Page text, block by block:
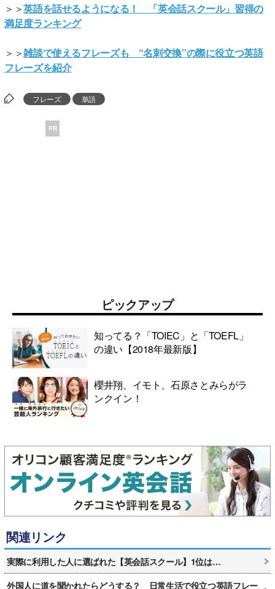
＞＞英語を話せるようになる！ 「英会話スクール」習得の
満足度ランキング
＞＞雑談で使えるフレーズも “名刺交換”の際に役立つ英語
フレーズを紹介
フレーズ 単語
PR
ピックアップ
知ってる？「TOIEC」と「TOEFL」
の違い【2018年最新版】
櫻井翔、イモト、石原さとみらがラ
ンクイン！
関連リンク
実際に利用した人に選ばれた【英会話スクール】1位は…
外国人に道を聞かれたらどうする？ 日常生活で役立つ英語フレー